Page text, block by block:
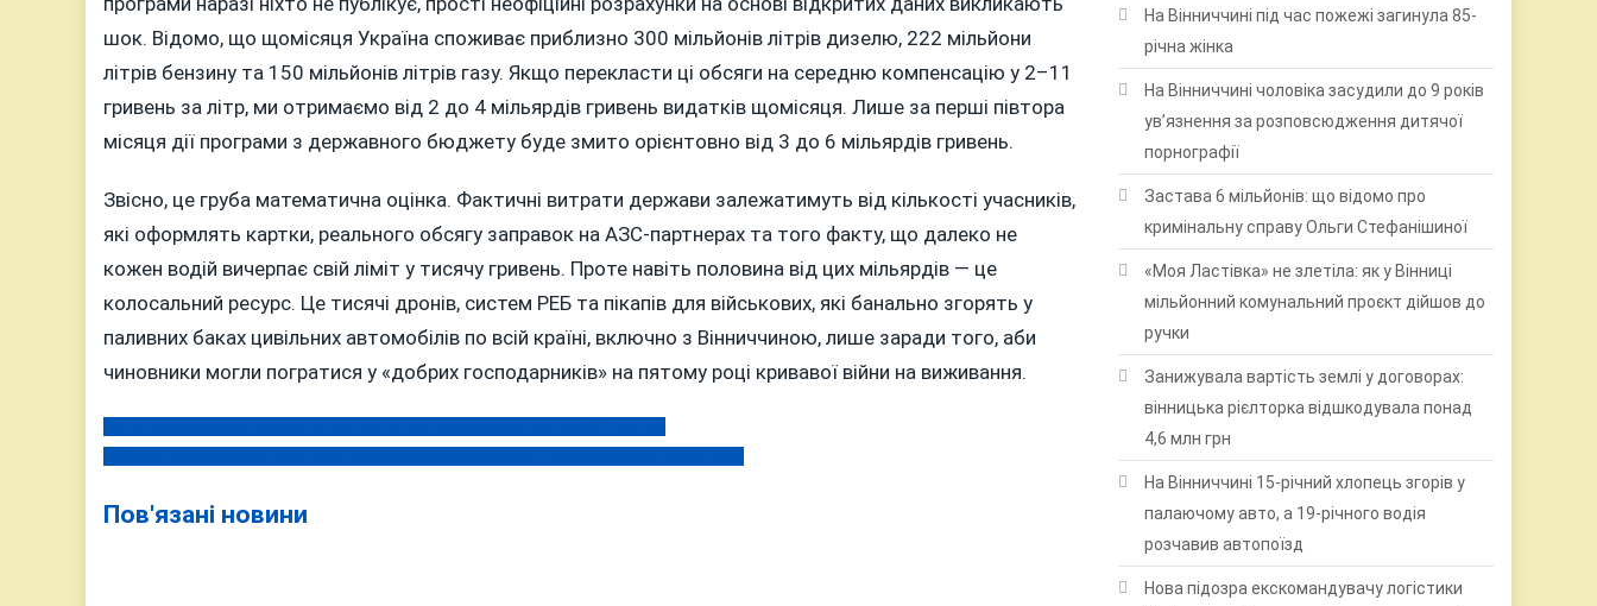
шок. Відомо, що щомісяця Україна споживає приблизно 300 мільйонів літрів дизелю, 222 мільйони
літрів бензину та 150 мільйонів літрів газу. Якщо перекласти ці обсяги на середню компенсацію у 2–11
гривень за літр, ми отримаємо від 2 до 4 мільярдів гривень видатків щомісяця. Лише за перші півтора
місяця дії програми з державного бюджету буде змито орієнтовно від 3 до 6 мільярдів гривень.
Звісно, це груба математична оцінка. Фактичні витрати держави залежатимуть від кількості учасників,
які оформлять картки, реального обсягу заправок на АЗС-партнерах та того факту, що далеко не
кожен водій вичерпає свій ліміт у тисячу гривень. Проте навіть половина від цих мільярдів — це
колосальний ресурс. Це тисячі дронів, систем РЕБ та пікапів для військових, які банально згорять у
паливних баках цивільних автомобілів по всій країні, включно з Вінниччиною, лише заради того, аби
чиновники могли погратися у «добрих господарників» на пятому році кривавої війни на виживання.
Навігація
Пов'язані новини
На Вінниччині під час пожежі загинула 85-
річна жінка
На Вінниччині чоловіка засудили до 9 років
ув’язнення за розповсюдження дитячої
порнографії
Застава 6 мільйонів: що відомо про
кримінальну справу Ольги Стефанішиної
«Моя Ластівка» не злетіла: як у Вінниці
мільйонний комунальний проєкт дійшов до
ручки
Занижувала вартість землі у договорах:
вінницька рієлторка відшкодувала понад
4,6 млн грн
На Вінниччині 15-річний хлопець згорів у
палаючому авто, а 19-річного водія
розчавив автопоїзд
Нова підозра екскомандувачу логістики